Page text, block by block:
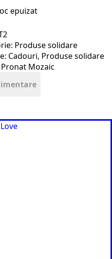
epuizat
Produse solidare
Cadouri, Produse solidare
Pronat Mozaic